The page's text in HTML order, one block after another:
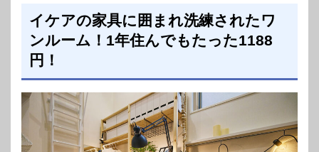
イケアの家具に囲まれ洗練されたワ
ンルーム！1年住んでもたった1188
円！